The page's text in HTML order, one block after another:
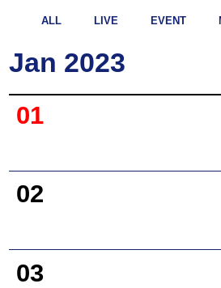
ALL LIVE EVENT
Jan 2023
01
02
03